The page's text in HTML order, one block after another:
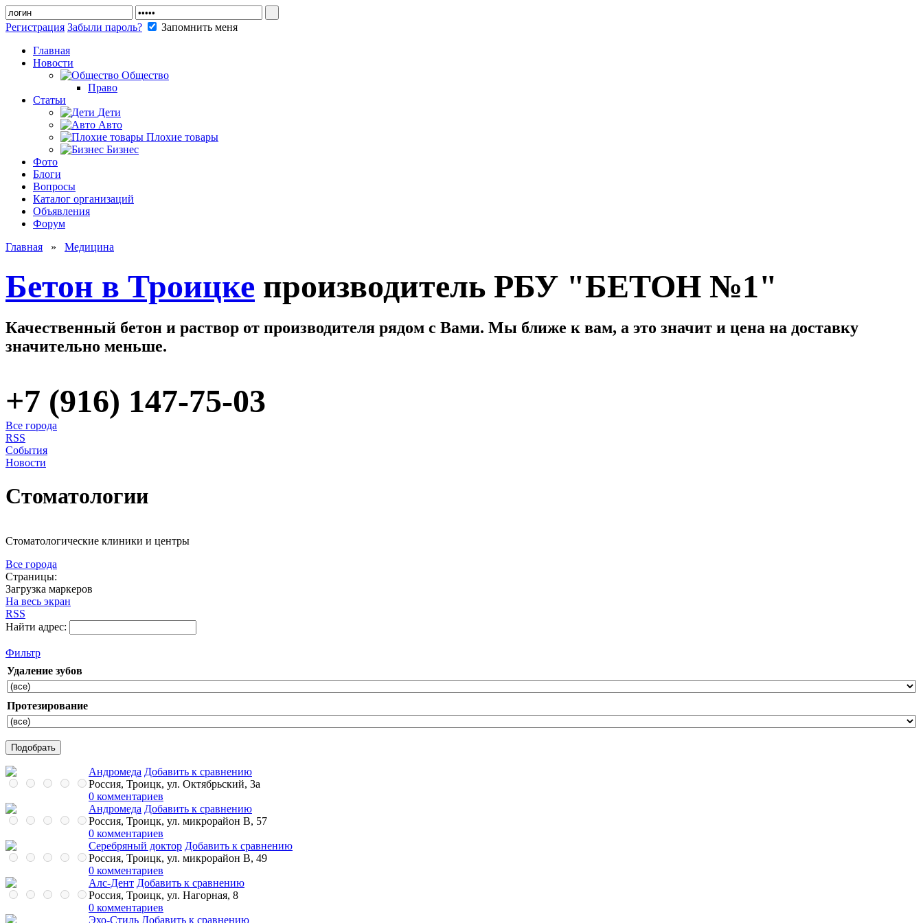
Регистрация Забыли пароль?
Запомнить меня
Главная
Новости
Общество
Право
Статьи
Дети
Авто
Плохие товары
Бизнес
Фото
Блоги
Вопросы
Каталог организаций
Объявления
Форум
Главная » Медицина
Бетон в Троицке производитель РБУ "БЕТОН №1"
Качественный бетон и раствор от производителя рядом с Вами. Мы ближе к вам, а это значит и цена на доставку
значительно меньше.
+7 (916) 147-75-03
Все города
RSS
События
Новости
Стоматологии
Стоматологические клиники и центры
Все города
Страницы:
Загрузка маркеров
На весь экран
RSS
Найти адрес:
Фильтр
Удаление зубов
Протезирование
Андромеда Добавить к сравнению
Россия, Троицк, ул. Октябрьский, 3а
0 комментариев
Андромеда Добавить к сравнению
Россия, Троицк, ул. микрорайон В, 57
0 комментариев
Серебряный доктор Добавить к сравнению
Россия, Троицк, ул. микрорайон В, 49
0 комментариев
Алс-Дент Добавить к сравнению
Россия, Троицк, ул. Нагорная, 8
0 комментариев
Эхо-Стиль Добавить к сравнению